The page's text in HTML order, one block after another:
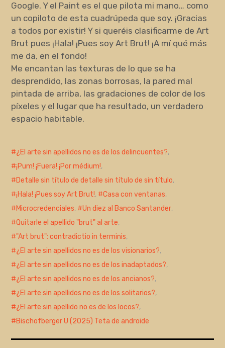
Google. Y el Paint es el que pilota mi mano… como
un copiloto de esta cuadrúpeda que soy. ¡Gracias
a todos por existir! Y si queréis clasificarme de Art
Brut pues ¡Hala! ¡Pues soy Art Brut! ¡A mí qué más
me da, en el fondo!
Me encantan las texturas de lo que se ha
desprendido, las zonas borrosas, la pared mal
pintada de arriba, las gradaciones de color de los
píxeles y el lugar que ha resultado, un verdadero
espacio habitable.
¿El arte sin apellidos no es de los delincuentes?,
¡Pum! ¡Fuera! ¡Por médium!,
Detalle sin título de detalle sin título de sin título,
¡Hala! ¡Pues soy Art Brut!, Casa con ventanas,
Microcredenciales, Un diez al Banco Santander,
Quitarle el apellido "brut" al arte,
"Art brut": contradictio in terminis,
¿El arte sin apellidos no es de los visionarios?,
¿El arte sin apellidos no es de los inadaptados?,
¿El arte sin apellidos no es de los ancianos?,
¿El arte sin apellidos no es de los solitarios?,
¿El arte sin apellido no es de los locos?,
Bischofberger U (2025) Teta de androide